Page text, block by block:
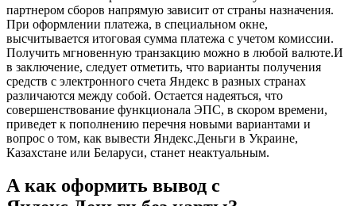
партнером сборов напрямую зависит от страны назначения.
При оформлении платежа, в специальном окне,
высчитывается итоговая сумма платежа с учетом комиссии.
Получить мгновенную транзакцию можно в любой валюте.И
в заключение, следует отметить, что варианты получения
средств с электронного счета Яндекс в разных странах
различаются между собой. Остается надеяться, что
совершенствование функционала ЭПС, в скором времени,
приведет к пополнению перечня новыми вариантами и
вопрос о том, как вывести Яндекс.Деньги в Украине,
Казахстане или Беларуси, станет неактуальным.
А как оформить вывод с